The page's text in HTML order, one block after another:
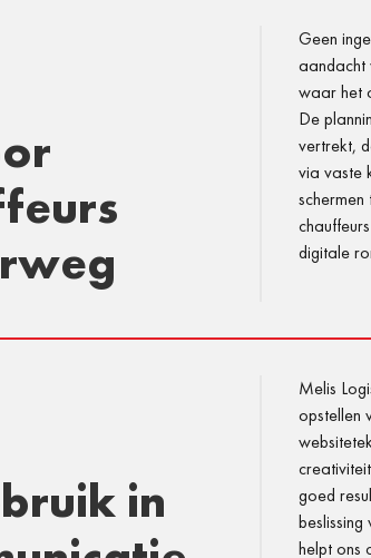
Geen
aandacht
waar het
De
vertrekt,
via vaste
digitale
in
Melis
opstellen
goed
helpt ons